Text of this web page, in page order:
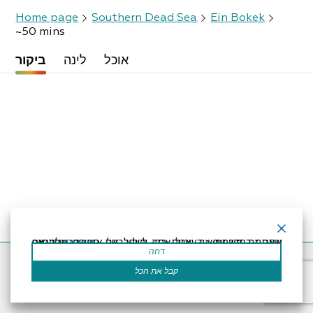
Home page Southern Dead Sea
Ein Bokek
~50 mins
ביקור לינה אוכל
Accessibility Statement Regulation Powered by
אתר זה משתמש בעוגיות כדי לשפר את החוויה שלך.נניח שאתה בסדר עם זה, אבל אתה יכול לבטל את הסכמתך אם תרצה. קרא עוד
דחה
קבל את הכל